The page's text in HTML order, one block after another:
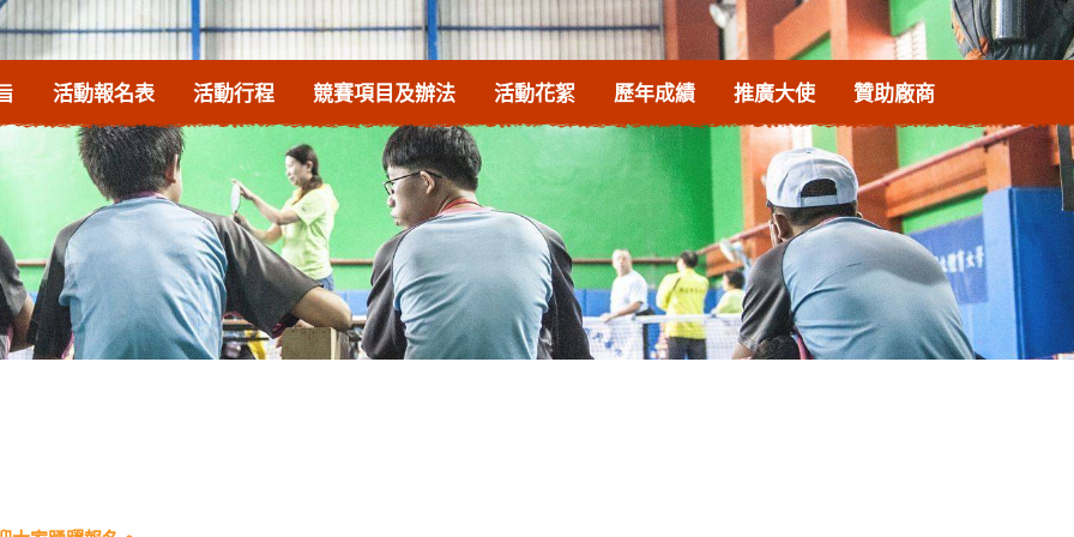
活動報名表 活動行程 競賽項目及辦法 活動花絮 歷年成績 推廣大使 贊助廠商